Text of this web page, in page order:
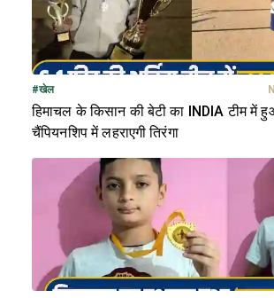
#खेल
हिमाचल के किसान की बेटी का INDIA टीम में
चैंपियनशिप में लहराएगी तिरंगा